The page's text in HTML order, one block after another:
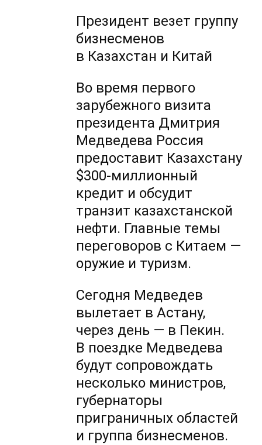
Президент везет группу
бизнесменов
в Казахстан и Китай
Во время первого
зарубежного визита
президента Дмитрия
Медведева Россия
предоставит Казахстану
$300-миллионный
кредит и обсудит
транзит казахстанской
нефти. Главные темы
переговоров с Китаем —
оружие и туризм.
Сегодня Медведев
вылетает в Астану,
через день — в Пекин.
В поездке Медведева
будут сопровождать
несколько министров,
губернаторы
приграничных областей
и группа бизнесменов.